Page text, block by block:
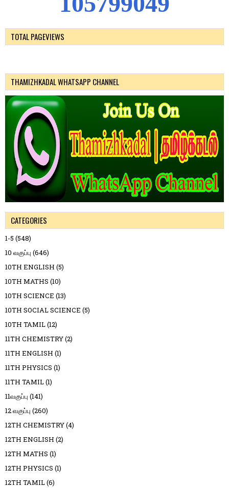
TOTAL PAGEVIEWS
THAMIZHKADAL WHATSAPP CHANNEL
CATEGORIES
1-5 (548)
10 வகுப்பு (646)
10TH ENGLISH (5)
10TH MATHS (10)
10TH SCIENCE (13)
10TH SOCIAL SCIENCE (5)
10TH TAMIL(12)
11TH CHEMISTRY(2)
11TH ENGLISH (1)
11TH PHYSICS (1)
11TH TAMIL(1)
11வகுப்பு (141)
12 வகுப்பு (260)
12TH CHEMISTRY(4)
12TH ENGLISH (2)
12TH MATHS (1)
12TH PHYSICS (1)
12TH TAMIL(6)